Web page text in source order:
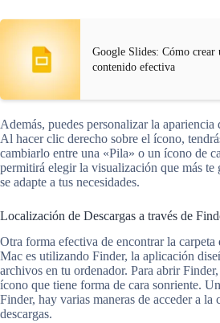
Google Slides: Cómo crear
contenido efectiva
Además, puedes personalizar la apariencia
Al hacer clic derecho sobre el ícono,
cambiarlo entre una «Pila» o un ícono de
permitirá elegir la visualización que más te
se adapte a tus necesidades.
Localización de Descargas a través de
Otra forma efectiva de encontrar la carpeta
Mac es utilizando Finder, la aplicación
archivos en tu ordenador. Para abrir
ícono que tiene forma de cara sonriente.
Finder, hay varias maneras de acceder a la
descargas.